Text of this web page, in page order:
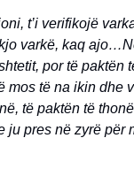
t’i verifikojë
varkë, kaq
por të paktën
mos të na ikin dhe
të paktën të
ju pres në zyrë për